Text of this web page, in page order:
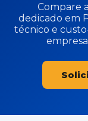
Compare
dedicado em
técnico e